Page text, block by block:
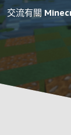
交流有關